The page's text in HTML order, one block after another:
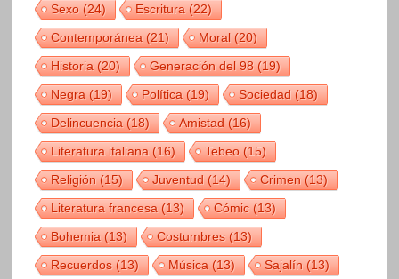
Sexo(24) Escritura(22)
Contemporánea(21) Moral(20)
Historia(20) Generación del 98(19)
Negra(19) Política(19) Sociedad(18)
Delincuencia(18) Amistad(16)
Literatura italiana(16) Tebeo(15)
Religión(15) Juventud(14) Crimen(13)
Literatura francesa(13) Cómic(13)
Bohemia(13) Costumbres(13)
Recuerdos(13) Música(13) Sajalín(13)